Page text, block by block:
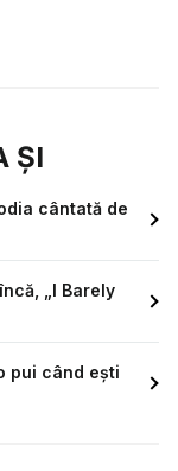
ȘI
cântată de
„I Barely
pui când ești